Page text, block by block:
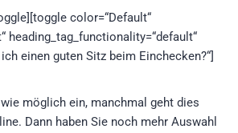
color=“Default“
heading_tag_functionality=“default“
einen guten Sitz beim Einchecken?“]
möglich ein, manchmal geht dies
Dann haben Sie noch mehr Auswahl